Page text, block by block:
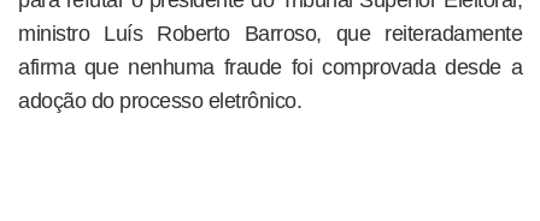
ministro Luís Roberto Barroso, que reiteradamente
afirma que nenhuma fraude foi comprovada desde a
adoção do processo eletrônico.